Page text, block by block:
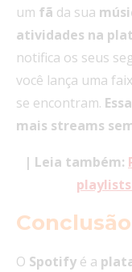
um fã da sua
atividades na
notifica os seus
você lança uma
se encontram. Essa
mais streams
| Leia também:
Conclusão
O Spotify é a